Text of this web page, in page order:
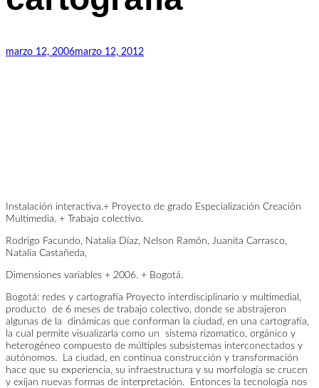
y
marzo 12, 2006marzo 12, 2012
Instalación interactiva.+ Proyecto de grado Especialización Creación
Multimedia. + Trabajo colectivo.
Rodrigo Facundo, Natalia Díaz, Nelson Ramón, Juanita Carrasco,
Natalia Castañeda,
Dimensiones variables + 2006. + Bogotá.
Bogotá: redes y cartografía Proyecto interdisciplinario y multimedial,
producto de 6 meses de trabajo colectivo, donde se abstrajeron
algunas de la dinámicas que conforman la ciudad, en una cartografía,
la cual permite visualizarla como un sistema rizomatico, orgánico y
heterogéneo compuesto de múltiples subsistemas interconectados y
autónomos. La ciudad, en continua construcción y transformación
hace que su experiencia, su infraestructura y su morfología se crucen
y exijan nuevas formas de interpretación. Entonces la tecnología nos